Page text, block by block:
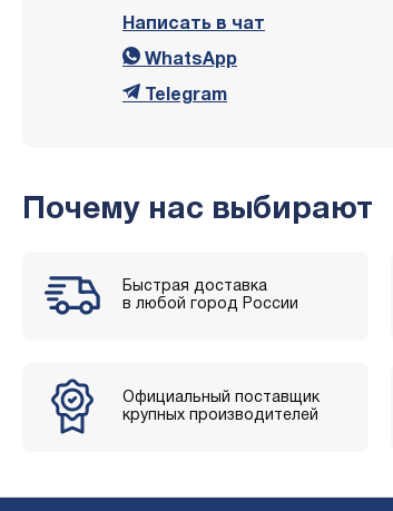
Написать в чат
WhatsApp
Telegram
Почему нас выбирают
Быстрая доставка
в любой город России
Официальный поставщик
крупных производителей